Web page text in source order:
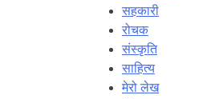
सहकारी
रोचक
संस्कृति
साहित्य
मेरो लेख